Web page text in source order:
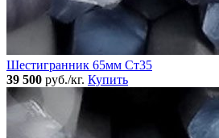
Шестигранник 65мм Ст35
39 500 руб./кг. Купить